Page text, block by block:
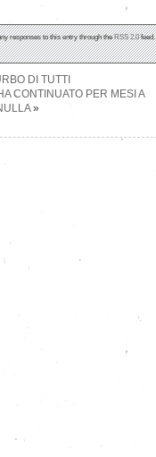
responses to this entry through theRSS 2.0feed.
DI TUTTI
CONTINUATO PER MESI A
»